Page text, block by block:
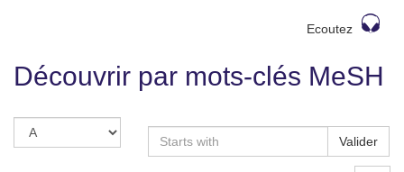
Ecoutez
Découvrir par mots-clés MeSH
Valider